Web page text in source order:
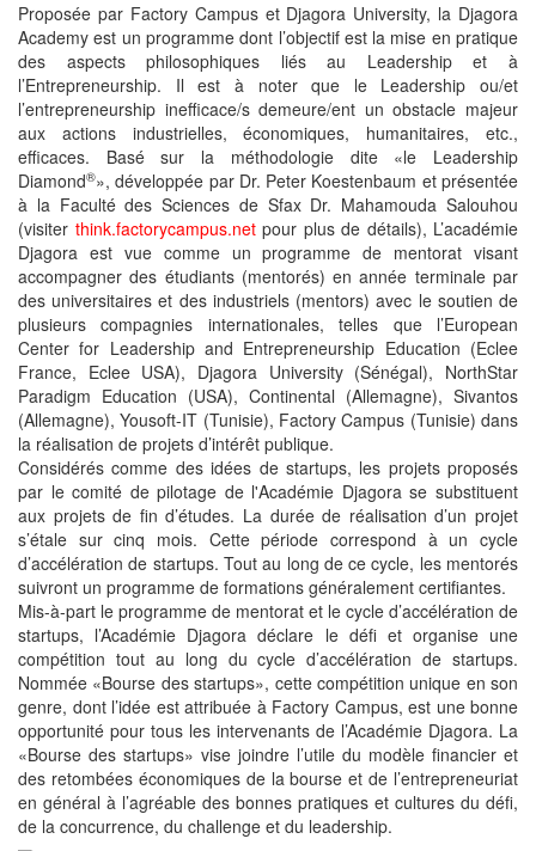
Proposée par Factory Campus et Djagora University, la Djagora
Academy est un programme dont l’objectif est la mise en pratique
des aspects philosophiques liés au Leadership et à
l’Entrepreneurship. Il est à noter que le Leadership ou/et
l’entrepreneurship inefficace/s demeure/ent un obstacle majeur
aux actions industrielles, économiques, humanitaires, etc.,
efficaces. Basé sur la méthodologie dite «le Leadership
Diamond®», développée par Dr. Peter Koestenbaum et présentée
à la Faculté des Sciences de Sfax Dr. Mahamouda Salouhou
(visiter think.factorycampus.netpour plus de détails), L’académie
Djagora est vue comme un programme de mentorat visant
accompagner des étudiants (mentorés) en année terminale par
des universitaires et des industriels (mentors) avec le soutien de
plusieurs compagnies internationales, telles que l’European
Center for Leadership and Entrepreneurship Education (Eclee
France, Eclee USA), Djagora University (Sénégal), NorthStar
Paradigm Education (USA), Continental (Allemagne), Sivantos
(Allemagne), Yousoft-IT (Tunisie), Factory Campus (Tunisie) dans
la réalisation de projets d’intérêt publique.
Considérés comme des idées de startups, les projets proposés
par le comité de pilotage de l'Académie Djagora se substituent
aux projets de fin d’études. La durée de réalisation d’un projet
s’étale sur cinq mois. Cette période correspond à un cycle
d’accélération de startups. Tout au long de ce cycle, les mentorés
suivront un programme de formations généralement certifiantes.
Mis-à-part le programme de mentorat et le cycle d’accélération de
startups, l’Académie Djagora déclare le défi et organise une
compétition tout au long du cycle d’accélération de startups.
Nommée «Bourse des startups», cette compétition unique en son
genre, dont l’idée est attribuée à Factory Campus, est une bonne
opportunité pour tous les intervenants de l’Académie Djagora. La
«Bourse des startups» vise joindre l’utile du modèle financier et
des retombées économiques de la bourse et de l’entrepreneuriat
en général à l’agréable des bonnes pratiques et cultures du défi,
de la concurrence, du challenge et du leadership.